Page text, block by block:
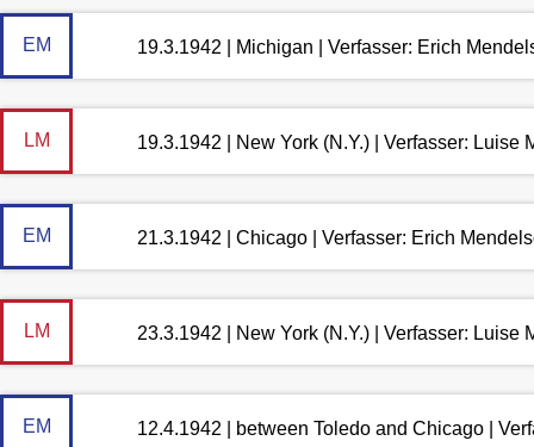
EM 19.3.1942 | Michigan | Verfasser: Erich
LM 19.3.1942 | New York (N.Y.) | Verfasser: Luise
EM 21.3.1942 | Chicago | Verfasser: Erich
LM 23.3.1942 | New York (N.Y.) | Verfasser: Luise
EM 12.4.1942 | between Toledo and Chicago |